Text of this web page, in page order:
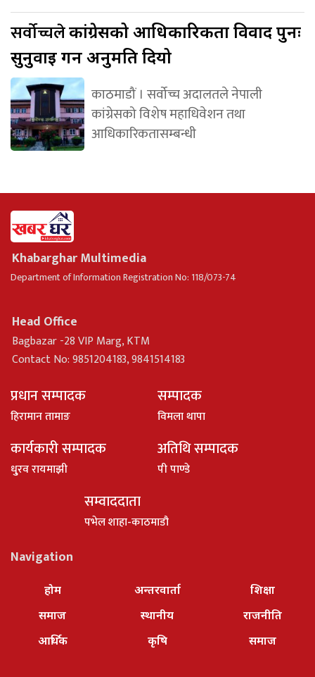
सर्वोच्चलेकांग्रेसको आधिकारिकता विवाद पुनः
सुनुवाइ गर्न अनुमति दियो
काठमाडौं । सर्वोच्च अदालतले नेपाली
कांग्रेसको विशेष महाधिवेशन तथा
आधिकारिकतासम्बन्धी
Khabarghar Multimedia
Department of Information Registration No: 118/073-74
Head Office
Bagbazar -28 VIP Marg, KTM
Contact No: 9851204183, 9841514183
प्रधान सम्पादक
हिरामान तामाङ
सम्पादक
विमला थापा
कार्यकारी सम्पादक
धु्रव रायमाझी
अतिथि सम्पादक
पी पाण्डे
सम्वाददाता
पभेल शाहा-काठमाडौ
Navigation
होम
समाज
आर्थिक
अन्तरवार्ता
स्थानीय
कृषि
शिक्षा
राजनीति
समाज